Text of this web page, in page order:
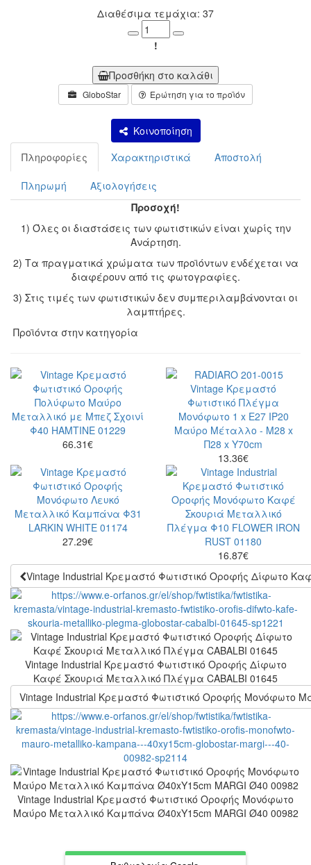
Διαθέσιμα τεμάχια: 37
Minus
Plus
!
Προσθήκη στο καλάθι
GloboStar Ερώτηση για το προϊόν
Κοινοποίηση
Πληροφορίες
Χαρακτηριστικά Αποστολή
Πληρωμή
Αξιολογήσεις
Προσοχή!
1) Όλες οι διαστάσεις των φωτιστικών είναι χωρίς την
Ανάρτηση.
2) Τα πραγματικά χρώματα των προϊόντων ενδέχεται να
διαφέρουν από τις φωτογραφίες.
3) Στις τιμές των φωτιστικών δεν συμπεριλαμβάνονται οι
λαμπτήρες.
Προϊόντα στην κατηγορία
66.31€
13.36€
27.29€
16.87€
Vintage Industrial Κρεμαστό Φωτιστικό Οροφής Δίφωτο
Vintage Industrial Κρεμαστό Φωτιστικό Οροφής Δίφωτο
Καφέ Σκουριά Μεταλλικό Πλέγμα CABALBI 01645
Vintage Industrial Κρεμαστό Φωτιστικό Οροφής Μονόφωτο
Vintage Industrial Κρεμαστό Φωτιστικό Οροφής Μονόφωτο
Μαύρο Μεταλλικό Καμπάνα Ø40xY15cm MARGI Ø40 00982